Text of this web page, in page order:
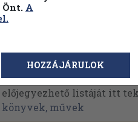
Lénárt Gitta
Lénárt Gitta műveinek az
előjegyezhető listáját itt
könyvek, művek
A
HOZZÁJÁRULOK